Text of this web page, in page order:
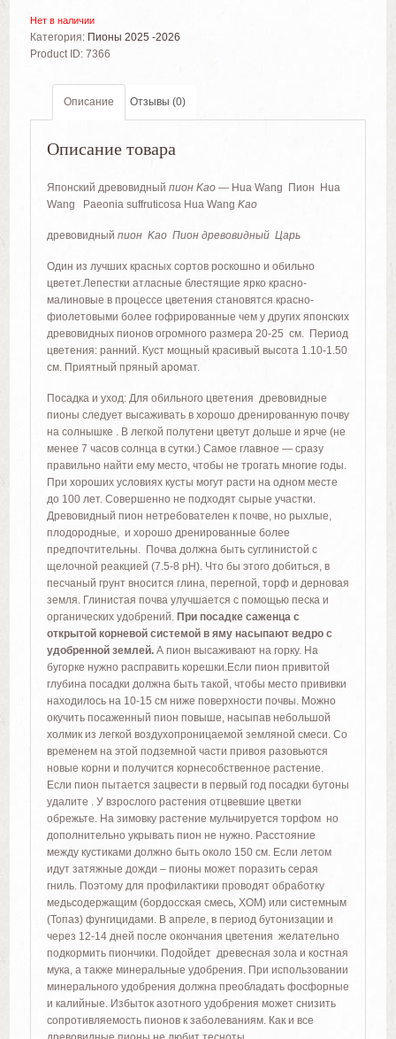
Нет в наличии
Категория: Пионы 2025 -2026
Product ID: 7366
Описание Отзывы (0)
Описание товара
Японский древовидный пион Kao— Hua Wang Пион Hua
Wang Paeonia suffruticosa Hua Wang Kao
древовидный пион Kao Пион древовидный Царь
Один из лучших красных сортов роскошно и обильно
цветет.Лепестки атласные блестящие ярко красно-
малиновые в процессе цветения становятся красно-
фиолетовыми более гофрированные чем у других японских
древовидных пионов огромного размера 20-25 см. Период
цветения: ранний. Куст мощный красивый высота 1.10-1.50
см. Приятный пряный аромат.
Посадка и уход: Для обильного цветения древовидные
пионы следует высаживать в хорошо дренированную почву
на солнышке . В легкой полутени цветут дольше и ярче (не
менее 7 часов солнца в сутки.) Самое главное — сразу
правильно найти ему место, чтобы не трогать многие годы.
При хороших условиях кусты могут расти на одном месте
до 100 лет. Совершенно не подходят сырые участки.
Древовидный пион нетребователен к почве, но рыхлые,
плодородные, и хорошо дренированные более
предпочтительны. Почва должна быть суглинистой с
щелочной реакцией (7.5-8 pH). Что бы этого добиться, в
песчаный грунт вносится глина, перегной, торф и дерновая
земля. Глинистая почва улучшается с помощью песка и
органических удобрений. При посадке саженца с
открытой корневой системой в яму насыпают ведро с
удобренной землей.А пион высаживают на горку. На
бугорке нужно расправить корешки.Если пион привитой
глубина посадки должна быть такой, чтобы место прививки
находилось на 10-15 см ниже поверхности почвы. Можно
окучить посаженный пион повыше, насыпав небольшой
холмик из легкой воздухопроницаемой земляной смеси. Со
временем на этой подземной части привоя разовьются
новые корни и получится корнесобственное растение.
Если пион пытается зацвести в первый год посадки бутоны
удалите . У взрослого растения отцвевшие цветки
обрежьте. На зимовку растение мульчируется торфом но
дополнительно укрывать пион не нужно. Расстояние
между кустиками должно быть около 150 см. Если летом
идут затяжные дожди – пионы может поразить серая
гниль. Поэтому для профилактики проводят обработку
медьсодержащим (бордосская смесь, ХОМ) или системным
(Топаз) фунгицидами. В апреле, в период бутонизации и
через 12-14 дней после окончания цветения желательно
подкормить пиончики. Подойдет древесная зола и костная
мука, а также минеральные удобрения. При использовании
минерального удобрения должна преобладать фосфорные
и калийные. Избыток азотного удобрения может снизить
сопротивляемость пионов к заболеваниям. Как и все